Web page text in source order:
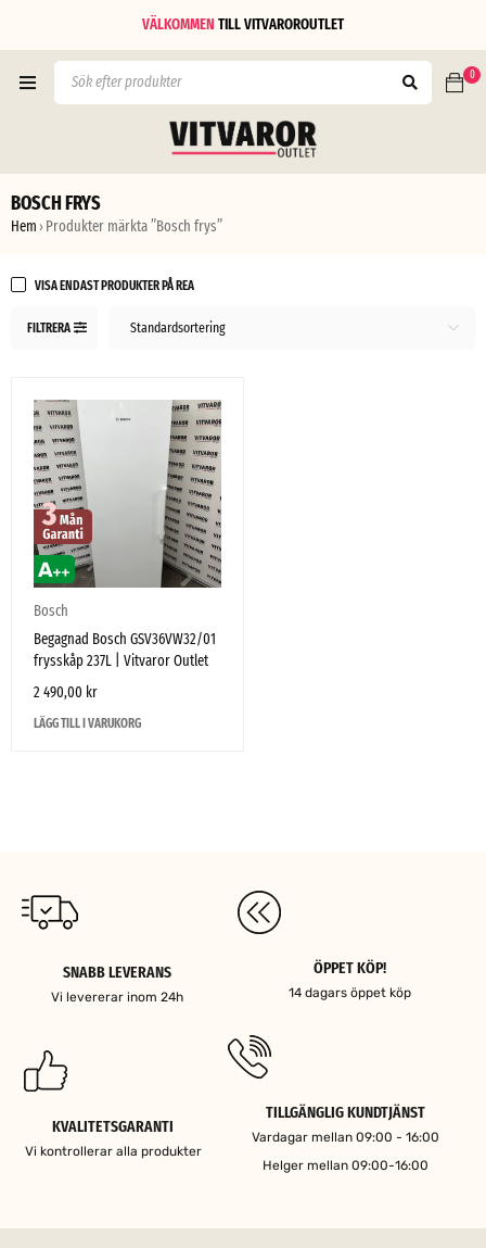
VÄLKOMMEN TILLVITVAROROUTLET
0
BOSCH FRYS
Hem › Produkter märkta ”Bosch frys”
FILTRERA Standardsortering
VISA ENDAST PRODUKTER PÅ REA
Bosch
Begagnad Bosch GSV36VW32/01
frysskåp 237L | Vitvaror Outlet
2 490,00 kr
LÄGG TILL I VARUKORG
SNABB LEVERANS
Vi levererar inom 24h
ÖPPET KÖP!
14 dagars öppet köp
KVALITETSGARANTI
Vi kontrollerar alla produkter
TILLGÄNGLIG KUNDTJÄNST
Vardagar mellan 09:00 - 16:00
Helger mellan 09:00-16:00